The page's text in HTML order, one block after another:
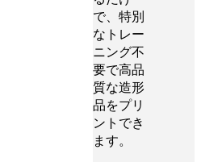
で、特別
なトレー
ニング不
要で高品
質な造形
品をプリ
ントでき
ます。